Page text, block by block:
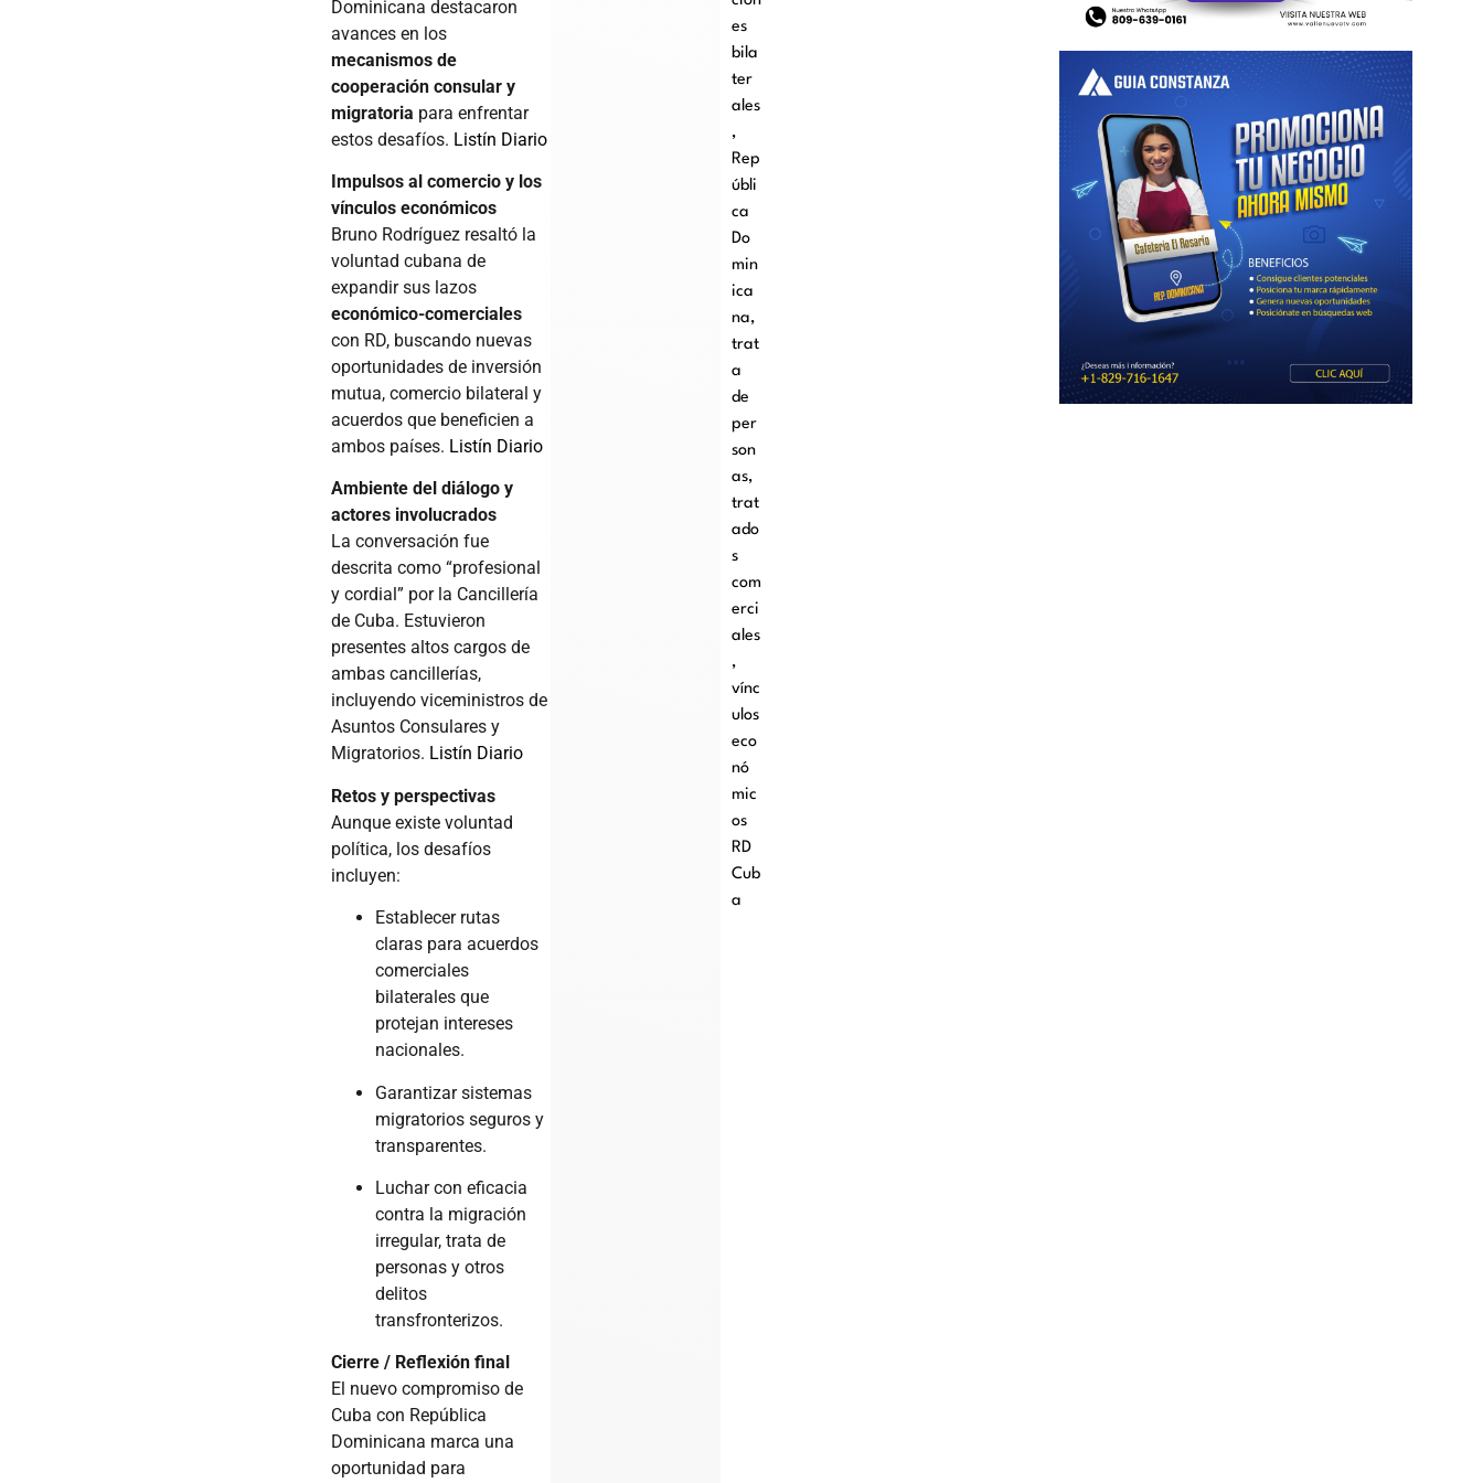
Dominicana destacaron
avances en los
mecanismos de
cooperación consular y
migratoria para enfrentar
estos desafíos. Listín Diario
Impulsos al comercio y los
vínculos económicos
Bruno Rodríguez resaltó la
voluntad cubana de
expandir sus lazos
económico-comerciales
con RD, buscando nuevas
oportunidades de inversión
mutua, comercio bilateral y
acuerdos que beneficien a
ambos países. Listín Diario
Ambiente del diálogo y
actores involucrados
La conversación fue
descrita como “profesional
y cordial” por la Cancillería
de Cuba. Estuvieron
presentes altos cargos de
ambas cancillerías,
incluyendo viceministros de
Asuntos Consulares y
Migratorios. Listín Diario
Retos y perspectivas
Aunque existe voluntad
política, los desafíos
incluyen:
Establecer rutas
claras para acuerdos
comerciales
bilaterales que
protejan intereses
nacionales.
Garantizar sistemas
migratorios seguros y
transparentes.
Luchar con eficacia
contra la migración
irregular, trata de
personas y otros
delitos
transfronterizos.
Cierre / Reflexión final
El nuevo compromiso de
Cuba con República
Dominicana marca una
oportunidad para
es
bila
ter
ales
,
Rep
úbli
ca
Do
min
ica
na,
trat
a
de
per
son
as,
trat
ado
s
com
erci
ales
,
vínc
ulos
eco
nó
mic
os
RD
Cub
a